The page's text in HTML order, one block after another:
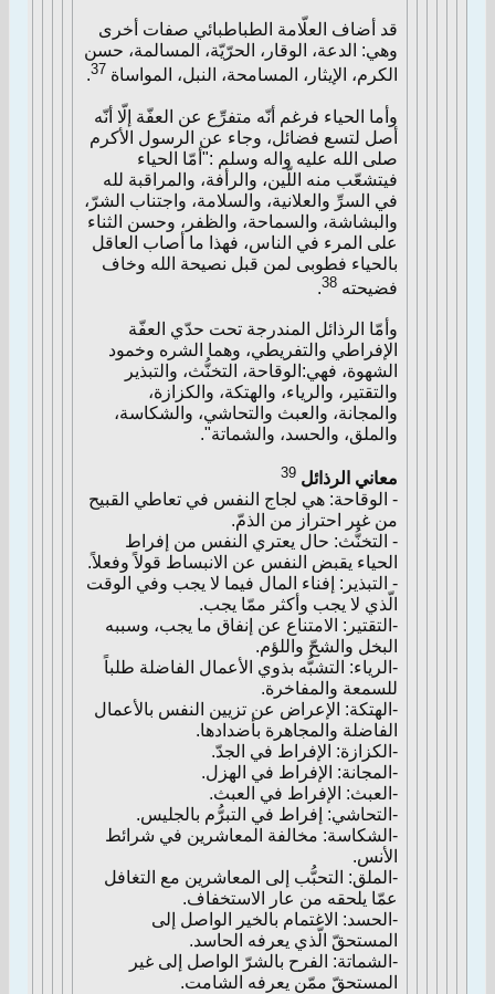
قد أضاف العلّامة الطباطبائي صفات أخرى
وهي: الدعة، الوقار، الحرّيّة، المسالمة، حسن
الكرم، الإيثار، المسامحة، النبل، المواساة 37
.
وأما الحياء فرغم أنّه متفرِّع عن العفّة إلّا أنّه
أصل لتسع فضائل، وجاء عن الرسول الأكرم
صلى الله عليه واله وسلم :"أمّا الحياء
فيتشعّب منه اللّين، والرأفة، والمراقبة لله
في السرِّ والعلانية، والسلامة، واجتناب الشرّ،
والبشاشة، والسماحة، والظفر، وحسن الثناء
على المرء في الناس، فهذا ما أصاب العاقل
بالحياء فطوبى لمن قبل نصيحة الله وخاف
فضيحته 38
.
وأمّا الرذائل المندرجة تحت حدّي العفّة
الإفراطي والتفريطي، وهما الشره وخمود
الشهوة، فهي:الوقاحة، التخنُّث، والتبذير
والتقتير، والرياء، والهتكة، والكزازة،
والمجانة، والعبث والتحاشي، والشكاسة،
والملق، والحسد، والشماتة".
معاني الرذائل 39
- الوقاحة: هي لجاج النفس في تعاطي القبيح
من غير احتراز من الذمّ.
- التخنُّث: حال يعتري النفس من إفراط
الحياء يقبض النفس عن الانبساط قولاً وفعلاً.
- التبذير: إفناء المال فيما لا يجب وفي الوقت
الّذي لا يجب وأكثر ممّا يجب.
-التقتير: الامتناع عن إنفاق ما يجب، وسببه
البخل والشحّ واللؤم.
-الرياء: التشبُّه بذوي الأعمال الفاضلة طلباً
للسمعة والمفاخرة.
-الهتكة: الإعراض عن تزيين النفس بالأعمال
الفاضلة والمجاهرة بأضدادها.
-الكزازة: الإفراط في الجدّ.
-المجانة: الإفراط في الهزل.
-العبث: الإفراط في العبث.
-التحاشي: إفراط في التبرُّم بالجليس.
-الشكاسة: مخالفة المعاشرين في شرائط
الأنس.
-الملق: التحبُّب إلى المعاشرين مع التغافل
عمّا يلحقه من عار الاستخفاف.
-الحسد: الاغتمام بالخير الواصل إلى
المستحقّ الّذي يعرفه الحاسد.
-الشماتة: الفرح بالشرّ الواصل إلى غير
المستحقّ ممّن يعرفه الشامت.